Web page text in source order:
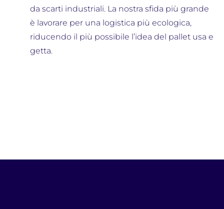
da scarti industriali. La nostra sfida più grande
è lavorare per una logistica più ecologica,
riducendo il più possibile l’idea del pallet usa e
getta.